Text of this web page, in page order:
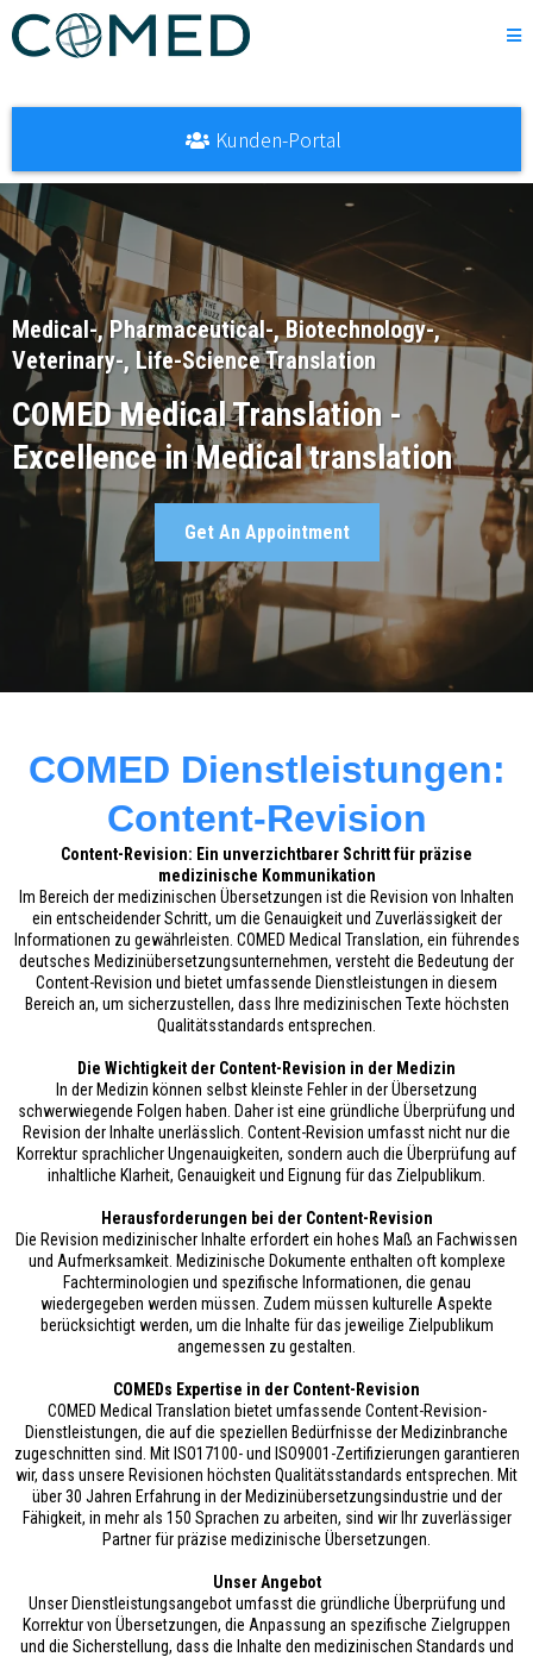
Kunden-Portal
Medical-, Pharmaceutical-, Biotechnology-,
Veterinary-, Life-Science Translation
COMED Medical Translation -
Excellence in Medical translation
Get An Appointment
COMED Dienstleistungen:
Content-Revision
Content-Revision: Ein unverzichtbarer Schritt für präzise
medizinische Kommunikation
Im Bereich der medizinischen Übersetzungen ist die Revision von Inhalten
ein entscheidender Schritt, um die Genauigkeit und Zuverlässigkeit der
Informationen zu gewährleisten. COMED Medical Translation, ein führendes
deutsches Medizinübersetzungsunternehmen, versteht die Bedeutung der
Content-Revision und bietet umfassende Dienstleistungen in diesem
Bereich an, um sicherzustellen, dass Ihre medizinischen Texte höchsten
Qualitätsstandards entsprechen.
Die Wichtigkeit der Content-Revision in der Medizin
In der Medizin können selbst kleinste Fehler in der Übersetzung
schwerwiegende Folgen haben. Daher ist eine gründliche Überprüfung und
Revision der Inhalte unerlässlich. Content-Revision umfasst nicht nur die
Korrektur sprachlicher Ungenauigkeiten, sondern auch die Überprüfung auf
inhaltliche Klarheit, Genauigkeit und Eignung für das Zielpublikum.
Herausforderungen bei der Content-Revision
Die Revision medizinischer Inhalte erfordert ein hohes Maß an Fachwissen
und Aufmerksamkeit. Medizinische Dokumente enthalten oft komplexe
Fachterminologien und spezifische Informationen, die genau
wiedergegeben werden müssen. Zudem müssen kulturelle Aspekte
berücksichtigt werden, um die Inhalte für das jeweilige Zielpublikum
angemessen zu gestalten.
COMEDs Expertise in der Content-Revision
COMED Medical Translation bietet umfassende Content-Revision-
Dienstleistungen, die auf die speziellen Bedürfnisse der Medizinbranche
zugeschnitten sind. Mit ISO17100- und ISO9001-Zertifizierungen garantieren
wir, dass unsere Revisionen höchsten Qualitätsstandards entsprechen. Mit
über 30 Jahren Erfahrung in der Medizinübersetzungsindustrie und der
Fähigkeit, in mehr als 150 Sprachen zu arbeiten, sind wir Ihr zuverlässiger
Partner für präzise medizinische Übersetzungen.
Unser Angebot
Unser Dienstleistungsangebot umfasst die gründliche Überprüfung und
Korrektur von Übersetzungen, die Anpassung an spezifische Zielgruppen
und die Sicherstellung, dass die Inhalte den medizinischen Standards und